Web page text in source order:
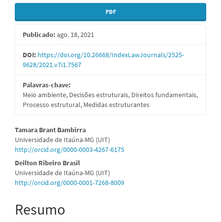
Barra
lateral
de
artigos
PDF
Publicado:ago. 18, 2021
DOI: https://doi.org/10.26668/IndexLawJournals/2525-
9628/2021.v7i1.7567
Palavras-chave:
Meio ambiente, Decisões estruturais, Direitos fundamentais,
Processo estrutural, Medidas estruturantes
Conteúdo
do
artigo
principal
Tamara Brant Bambirra
Universidade de Itaúna-MG (UIT)
http://orcid.org/0000-0003-4267-6175
Deilton Ribeiro Brasil
Universidade de Itaúna-MG (UIT)
http://orcid.org/0000-0001-7268-8009
Resumo